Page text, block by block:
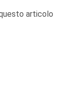
articolo